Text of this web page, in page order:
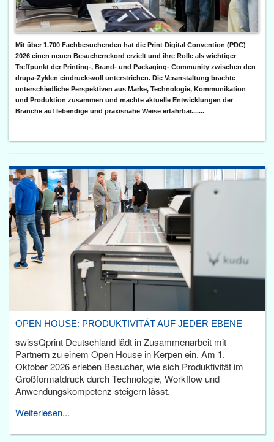
Mit über 1.700 Fachbesuchenden hat die Print Digital Convention (PDC)
2026 einen neuen Besucherrekord erzielt und ihre Rolle als wichtiger
Treffpunkt der Printing-, Brand- und Packaging- Community zwischen den
drupa-Zyklen eindrucksvoll unterstrichen. Die Veranstaltung brachte
unterschiedliche Perspektiven aus Marke, Technologie, Kommunikation
und Produktion zusammen und machte aktuelle Entwicklungen der
Branche auf lebendige und praxisnahe Weise erfahrbar.......
OPEN HOUSE: PRODUKTIVITÄT AUF JEDER EBENE
swissQprint Deutschland lädt in Zusammenarbeit mit
Partnern zu einem Open House in Kerpen ein. Am 1.
Oktober 2026 erleben Besucher, wie sich Produktivität im
Großformatdruck durch Technologie, Workflow und
Anwendungskompetenz steigern lässt.
Weiterlesen...